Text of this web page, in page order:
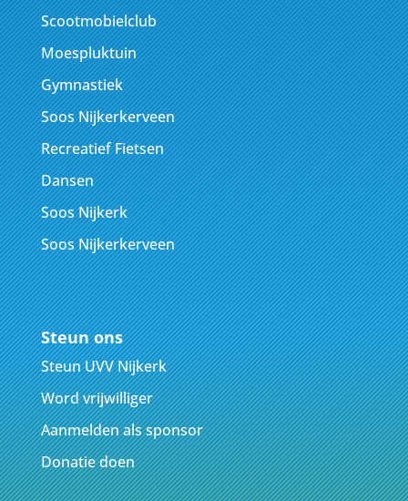
Scootmobielclub
Moespluktuin
Gymnastiek
Soos Nijkerkerveen
Recreatief Fietsen
Dansen
Soos Nijkerk
Soos Nijkerkerveen
Steun ons
Steun UVV Nijkerk
Word vrijwilliger
Aanmelden als sponsor
Donatie doen